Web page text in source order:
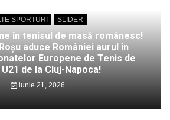
SPORTURI SLIDER
în tenisul de masă românesc!
aduce României aurul în
Europene de Tenis de
de la Cluj-Napoca!
iunie 21, 2026